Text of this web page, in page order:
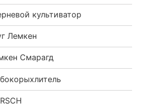
культиватор
Лемкен
Смарагд